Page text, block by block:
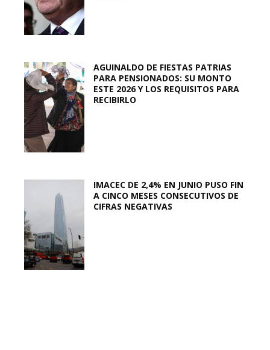
AGUINALDO DE FIESTAS PATRIAS
PARA PENSIONADOS: SU MONTO
ESTE 2026 Y LOS REQUISITOS PARA
RECIBIRLO
IMACEC DE 2,4% EN JUNIO PUSO FIN
A CINCO MESES CONSECUTIVOS DE
CIFRAS NEGATIVAS